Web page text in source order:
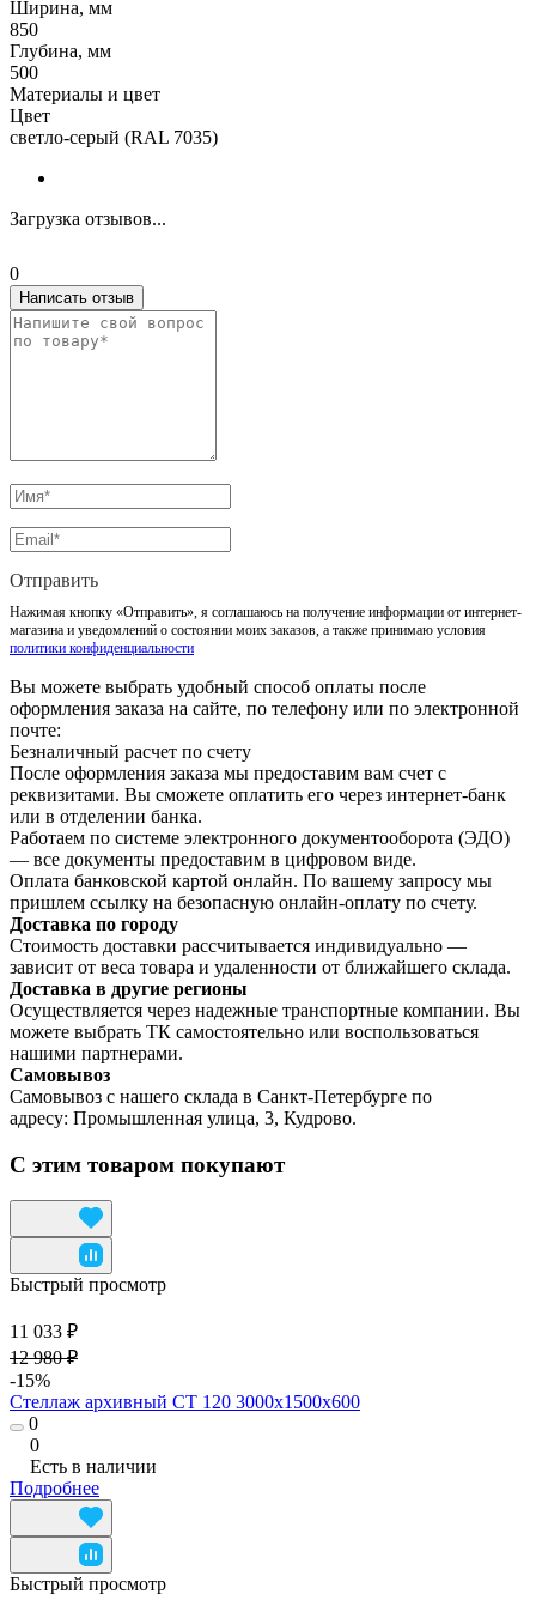
Ширина, мм
850
Глубина, мм
500
Материалы и цвет
Цвет
светло-серый (RAL 7035)
Загрузка отзывов...
0
Написать отзыв
Отправить
Нажимая кнопку «Отправить», я соглашаюсь на получение информации от интернет-
магазина и уведомлений о состоянии моих заказов, а также принимаю условия
политики конфиденциальности
Вы можете выбрать удобный способ оплаты после
оформления заказа на сайте, по телефону или по электронной
почте:
Безналичный расчет по счету
После оформления заказа мы предоставим вам счет с
реквизитами. Вы сможете оплатить его через интернет-банк
или в отделении банка.
Работаем по системе электронного документооборота (ЭДО)
— все документы предоставим в цифровом виде.
Оплата банковской картой онлайн. По вашему запросу мы
пришлем ссылку на безопасную онлайн-оплату по счету.
Доставка по городу
Стоимость доставки рассчитывается индивидуально —
зависит от веса товара и удаленности от ближайшего склада.
Доставка в другие регионы
Осуществляется через надежные транспортные компании. Вы
можете выбрать ТК самостоятельно или воспользоваться
нашими партнерами.
Самовывоз
Самовывоз с нашего склада в Санкт-Петербурге по
адресу: Промышленная улица, 3, Кудрово.
С этим товаром покупают
Быстрый просмотр
11 033 ₽
12 980 ₽
-15%
Стеллаж архивный СТ 120 3000x1500x600
0
0
Есть в наличии
Подробнее
Быстрый просмотр